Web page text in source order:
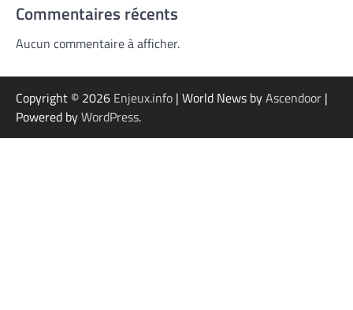
Commentaires récents
Aucun commentaire à afficher.
Copyright © 2026 Enjeux.info | World News byAscendoor |
Powered byWordPress.